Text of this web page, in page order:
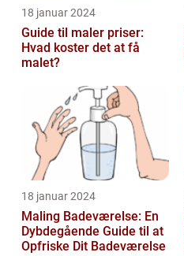
18 januar 2024
Guide til maler priser:
Hvad koster det at få
malet?
18 januar 2024
Maling Badeværelse: En
Dybdegående Guide til at
Opfriske Dit Badeværelse